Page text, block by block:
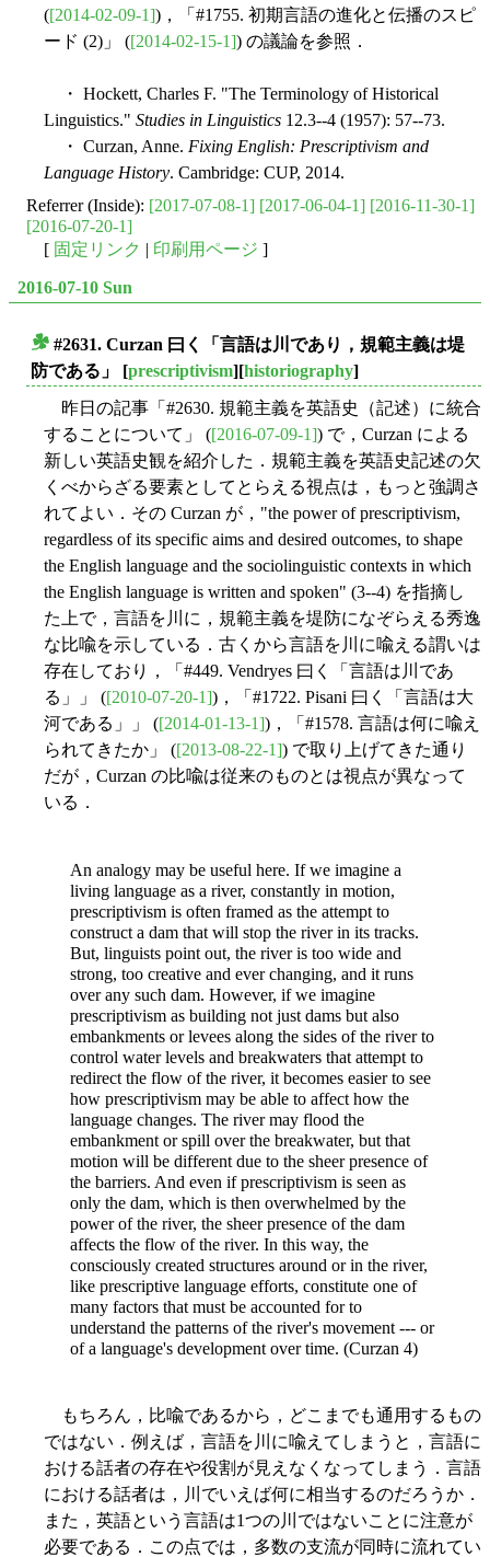
([2014-02-09-1])，「#1755. 初期言語の進化と伝播のスピ
ード (2)」 ([2014-02-15-1]) の議論を参照．
・ Hockett, Charles F. "The Terminology of Historical
Linguistics." Studies in Linguistics 12.3--4 (1957): 57--73.
・ Curzan, Anne. Fixing English: Prescriptivism and
Language History. Cambridge: CUP, 2014.
Referrer (Inside): [2017-07-08-1] [2017-06-04-1] [2016-11-30-1]
[2016-07-20-1]
[ 固定リンク 印刷用ページ ]
2016-07-10 Sun
#2631. Curzan 曰く「言語は川であり，規範主義は堤
防である」
[prescriptivism][historiography]
昨日の記事「#2630. 規範主義を英語史（記述）に統合
することについて」 ([2016-07-09-1]) で，Curzan による
新しい英語史観を紹介した．規範主義を英語史記述の欠
くべからざる要素としてとらえる視点は，もっと強調さ
れてよい．その Curzan が，"the power of prescriptivism,
regardless of its specific aims and desired outcomes, to shape
the English language and the sociolinguistic contexts in which
the English language is written and spoken" (3--4) を指摘し
た上で，言語を川に，規範主義を堤防になぞらえる秀逸
な比喩を示している．古くから言語を川に喩える謂いは
存在しており，「#449. Vendryes 曰く「言語は川であ
る」」 ([2010-07-20-1])，「#1722. Pisani 曰く「言語は大
河である」」 ([2014-01-13-1])，「#1578. 言語は何に喩え
られてきたか」 ([2013-08-22-1]) で取り上げてきた通り
だが，Curzan の比喩は従来のものとは視点が異なって
いる．
An analogy may be useful here. If we imagine a
living language as a river, constantly in motion,
prescriptivism is often framed as the attempt to
construct a dam that will stop the river in its tracks.
But, linguists point out, the river is too wide and
strong, too creative and ever changing, and it runs
over any such dam. However, if we imagine
prescriptivism as building not just dams but also
embankments or levees along the sides of the river to
control water levels and breakwaters that attempt to
redirect the flow of the river, it becomes easier to see
how prescriptivism may be able to affect how the
language changes. The river may flood the
embankment or spill over the breakwater, but that
motion will be different due to the sheer presence of
the barriers. And even if prescriptivism is seen as
only the dam, which is then overwhelmed by the
power of the river, the sheer presence of the dam
affects the flow of the river. In this way, the
consciously created structures around or in the river,
like prescriptive language efforts, constitute one of
many factors that must be accounted for to
understand the patterns of the river's movement --- or
of a language's development over time. (Curzan 4)
もちろん，比喩であるから，どこまでも通用するもの
ではない．例えば，言語を川に喩えてしまうと，言語に
おける話者の存在や役割が見えなくなってしまう．言語
における話者は，川でいえば何に相当するのだろうか．
また，英語という言語は1つの川ではないことに注意が
必要である．この点では，多数の支流が同時に流れてい